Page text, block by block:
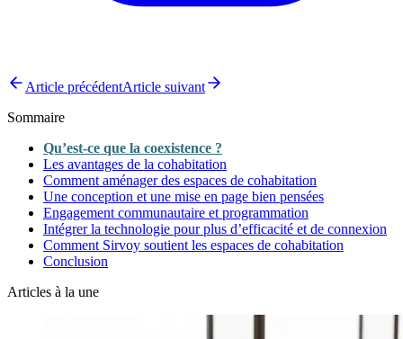
Article précédentArticle suivant
Sommaire
Qu’est-ce que la coexistence ?
Les avantages de la cohabitation
Comment aménager des espaces de cohabitation
Une conception et une mise en page bien pensées
Engagement communautaire et programmation
Intégrer la technologie pour plus d’efficacité et de connexion
Comment Sirvoy soutient les espaces de cohabitation
Conclusion
Articles à la une